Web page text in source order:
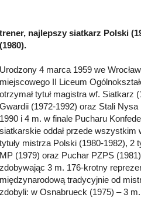
trener, najlepszy siatkarz Polski
(1980).
Urodzony 4 marca 1959 we
miejscowego II Liceum
otrzymał tytuł magistra wf.
Gwardii (1972-1992) oraz Stali
1990 i 4 m. w finale Pucharu
siatkarskie oddał przede wszystkim
tytuły mistrza Polski (1980-1982), 2
MP (1979) oraz Puchar PZPS
zdobywając 3 m. 176-krotny
międzynarodową tradycyjnie od
zdobyli: w Osnabrueck (1975) – 3